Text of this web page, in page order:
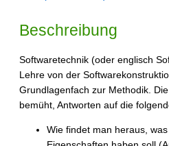
Beschreibung
Softwaretechnik (oder englisch
Lehre von der
Grundlagenfach zur Methodik.
bemüht, Antworten auf die
Wie findet man heraus,